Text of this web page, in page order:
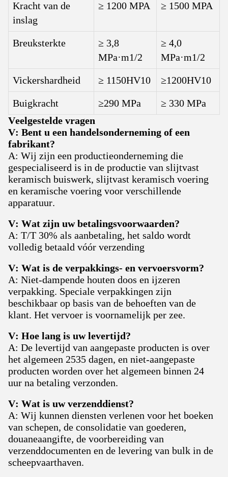
Kracht van de
inslag
≥ 1200 MPA ≥ 1500 MPA
Breuksterkte
≥ 3,8
MPa·m1/2
≥ 4,0
MPa·m1/2
Vickershardheid ≥ 1150HV10 ≥1200HV10
Buigkracht ≥290 MPa
≥ 330 MPa
Veelgestelde vragen
V: Bent u een handelsonderneming of een
fabrikant?
A: Wij zijn een productieonderneming die
gespecialiseerd is in de productie van slijtvast
keramisch buiswerk, slijtvast keramisch voering
en keramische voering voor verschillende
apparatuur.
V: Wat zijn uw betalingsvoorwaarden?
A: T/T 30% als aanbetaling, het saldo wordt
volledig betaald vóór verzending
V: Wat is de verpakkings- en vervoersvorm?
A: Niet-dampende houten doos en ijzeren
verpakking. Speciale verpakkingen zijn
beschikbaar op basis van de behoeften van de
klant. Het vervoer is voornamelijk per zee.
V: Hoe lang is uw levertijd?
A: De levertijd van aangepaste producten is over
het algemeen 2535 dagen, en niet-aangepaste
producten worden over het algemeen binnen 24
uur na betaling verzonden.
V: Wat is uw verzenddienst?
A: Wij kunnen diensten verlenen voor het boeken
van schepen, de consolidatie van goederen,
douaneaangifte, de voorbereiding van
verzenddocumenten en de levering van bulk in de
scheepvaarthaven.